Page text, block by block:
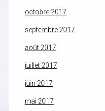
octobre 2017
septembre 2017
août 2017
juillet 2017
juin 2017
mai 2017